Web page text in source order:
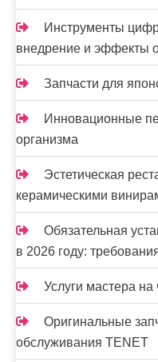
Инструменты
внедрение и эффекты
Запчасти для
Инновационные
организма
Эстетическая
керамическими
Обязательная
в 2026 году:
Услуги мастера
Оригинальные
обслуживания TENET